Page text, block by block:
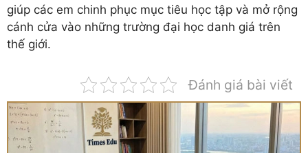
giúp các em chinh phục mục tiêu học tập và mở rộng
cánh cửa vào những trường đại học danh giá trên
thế giới.
Đánh giá bài viết